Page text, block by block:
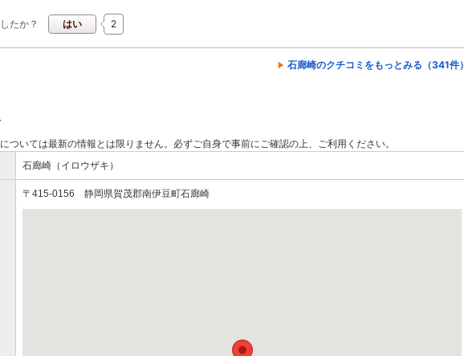
たか？ 2
はい
石廊崎のクチコミをもっとみる（341件）
ついては最新の情報とは限りません。必ずご自身で事前にご確認の上、ご利用ください。
石廊崎（イロウザキ）
〒415-0156 静岡県賀茂郡南伊豆町石廊崎